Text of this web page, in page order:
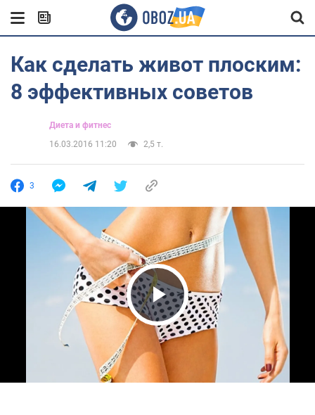
Как сделать живот плоским:
8 эффективных советов
Диета и фитнес
16.03.2016 11:20
2,5 т.
3
Play Video